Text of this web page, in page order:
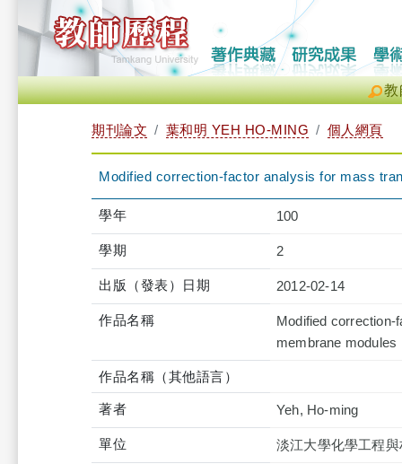
教
期刊論文 葉和明 YEH HO-MING 個人網頁
Modified correction-factor analysis for mass
學年 100
學期 2
出版（發表）日期 2012-02-14
作品名稱
Modified correction-
membrane modules
作品名稱（其他語言）
著者 Yeh, Ho-ming
單位 淡江大學化學工程